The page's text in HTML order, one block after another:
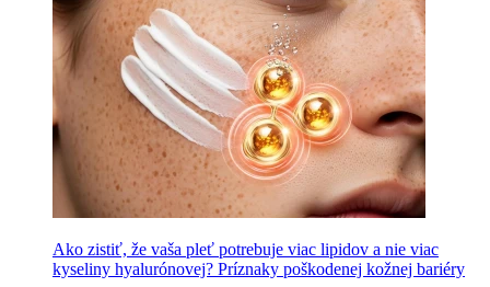
Ako zistiť, že vaša pleť potrebuje viac lipidov a nie viac
kyseliny hyalurónovej? Príznaky poškodenej kožnej bariéry